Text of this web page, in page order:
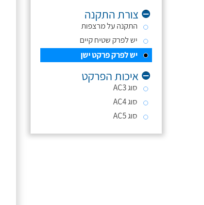
צורת התקנה
התקנה על מרצפות
יש לפרק שטיח קיים
יש לפרק פרקט ישן
איכות הפרקט
סוג AC3
סוג AC4
סוג AC5